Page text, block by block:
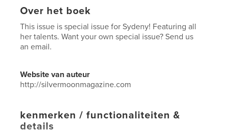
Over het boek
This issue is special issue for Sydeny! Featuring all
her talents. Want your own special issue? Send us
an email.
Website van auteur
http://silvermoonmagazine.com
kenmerken / functionaliteiten &
details